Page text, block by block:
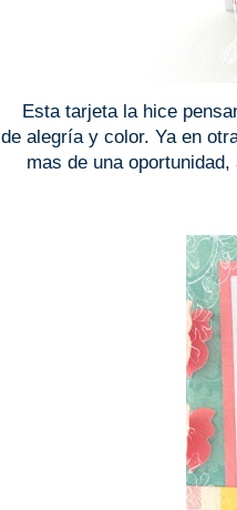
Esta tarjeta la hice
de alegría y color. Ya en
mas de una oportunidad,